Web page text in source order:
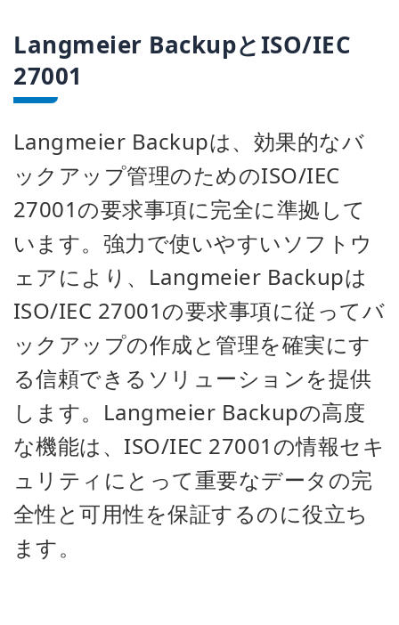
Langmeier BackupとISO/IEC
27001
Langmeier Backupは、効果的なバ
ックアップ管理のためのISO/IEC
27001の要求事項に完全に準拠して
います。強力で使いやすいソフトウ
ェアにより、Langmeier Backupは
ISO/IEC 27001の要求事項に従ってバ
ックアップの作成と管理を確実にす
る信頼できるソリューションを提供
します。Langmeier Backupの高度
な機能は、ISO/IEC 27001の情報セキ
ュリティにとって重要なデータの完
全性と可用性を保証するのに役立ち
ます。